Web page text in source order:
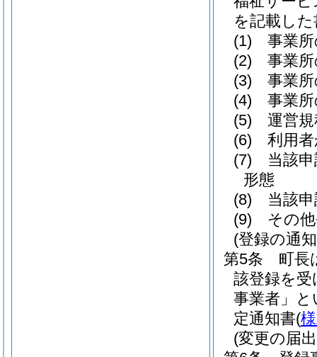
を記載し
(1)
事業
(2)
事業
(3)
事業
(4)
事業
(5)
運営
(6)
利用
(7)
当該
形態
(8)
当該
(9)
その
(登録の通
第5条
町長
該登録を
事業者」と
定通知書(
(変更の届